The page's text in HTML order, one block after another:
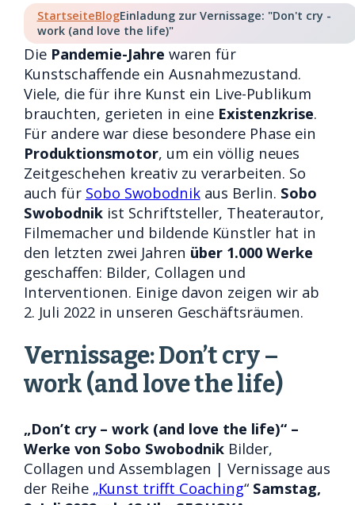
StartseiteBlogEinladung zur Vernissage: "Don't cry -
work (and love the life)"
Die Pandemie-Jahre waren für
Kunstschaffende ein Ausnahmezustand.
Viele, die für ihre Kunst ein Live-Publikum
brauchten, gerieten in eine Existenzkrise.
Für andere war diese besondere Phase ein
Produktionsmotor, um ein völlig neues
Zeitgeschehen kreativ zu verarbeiten. So
auch für Sobo Swobodnikaus Berlin. Sobo
Swobodnik ist Schriftsteller, Theaterautor,
Filmemacher und bildende Künstler hat in
den letzten zwei Jahren über 1.000 Werke
geschaffen: Bilder, Collagen und
Interventionen. Einige davon zeigen wir ab
2. Juli 2022 in unseren Geschäftsräumen.
Vernissage: Don’t cry –
work (and love the life)
„Don’t cry – work (and love the life)“ –
Werke von Sobo SwobodnikBilder,
Collagen und Assemblagen | Vernissage aus
der Reihe „Kunst trifft Coaching“ Samstag,